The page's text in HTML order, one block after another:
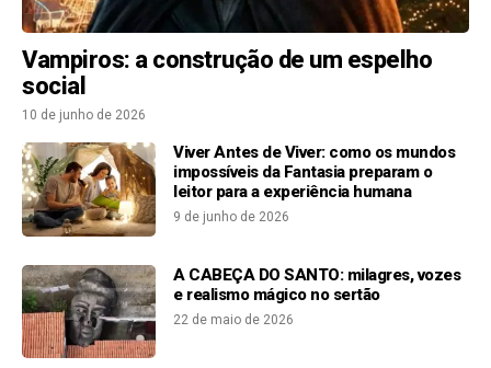
Vampiros: a construção de um espelho
social
10 de junho de 2026
Viver Antes de Viver: como os mundos
impossíveis da Fantasia preparam o
leitor para a experiência humana
9 de junho de 2026
A CABEÇA DO SANTO: milagres, vozes
e realismo mágico no sertão
22 de maio de 2026